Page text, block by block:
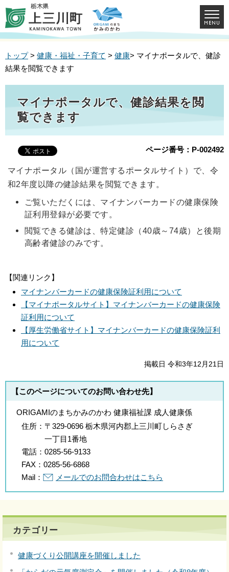
トップ> 健康・福祉・子育て > 健康> マイナポータルで、健診
結果を閲覧できます
マイナポータルで、健診結果を閲
覧できます
ページ番号：P-002492
マイナポータル（国が運営するポータルサイト）で、令
和2年度以降の健診結果を閲覧できます。
ご覧いただくには、マイナンバーカードの健康保険
証利用登録が必要です。
閲覧できる健診は、特定健診（40歳～74歳）と後期
高齢者健診のみです。
【関連リンク】
マイナンバーカードの健康保険証利用について
【マイナポータルサイト】マイナンバーカードの健康保険
証利用について
【厚生労働省サイト】マイナンバーカードの健康保険証利
用について
掲載日 令和3年12月21日
【このページについてのお問い合わせ先】
ORIGAMIのまちかみのかわ 健康福祉課 成人健康係
住所： 〒329-0696 栃木県河内郡上三川町しらさぎ
一丁目1番地
電話： 0285-56-9133
FAX： 0285-56-6868
Mail：
メールでのお問合わせはこちら
カテゴリー
健康づくり公開講座を開催しました